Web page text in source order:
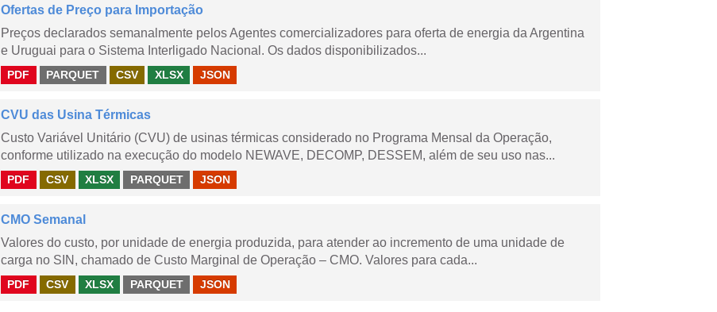
Ofertas de Preço para Importação
Preços declarados semanalmente pelos Agentes comercializadores para oferta de energia da Argentina
e Uruguai para o Sistema Interligado Nacional. Os dados disponibilizados...
PDF PARQUET CSV XLSX JSON
CVU das Usina Térmicas
Custo Variável Unitário (CVU) de usinas térmicas considerado no Programa Mensal da Operação,
conforme utilizado na execução do modelo NEWAVE, DECOMP, DESSEM, além de seu uso nas...
PDF CSV XLSX PARQUET JSON
CMO Semanal
Valores do custo, por unidade de energia produzida, para atender ao incremento de uma unidade de
carga no SIN, chamado de Custo Marginal de Operação – CMO. Valores para cada...
PDF CSV XLSX PARQUET JSON